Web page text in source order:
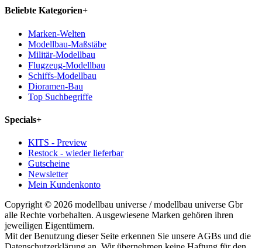
Beliebte Kategorien+
Marken-Welten
Modellbau-Maßstäbe
Militär-Modellbau
Flugzeug-Modellbau
Schiffs-Modellbau
Dioramen-Bau
Top Suchbegriffe
Specials+
KITS - Preview
Restock - wieder lieferbar
Gutscheine
Newsletter
Mein Kundenkonto
Copyright © 2026 modellbau universe / modellbau universe Gbr
alle Rechte vorbehalten. Ausgewiesene Marken gehören ihren
jeweiligen Eigentümern.
Mit der Benutzung dieser Seite erkennen Sie unsere AGBs und die